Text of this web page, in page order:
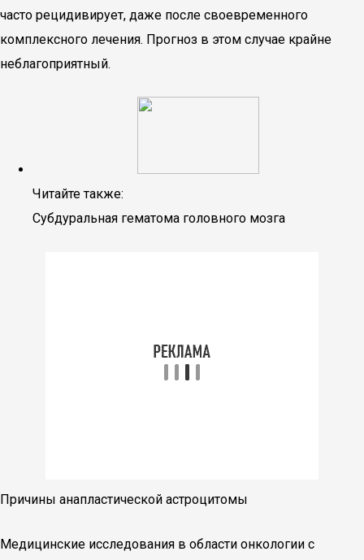
часто рецидивирует, даже после своевременного
комплексного лечения. Прогноз в этом случае крайне
неблагоприятный.
Читайте также:
Субдуральная гематома головного мозга
Причины анапластической астроцитомы
Медицинские исследования в области онкологии с